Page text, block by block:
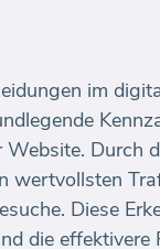
im
Durch
wertvollsten
Diese
die effektivere